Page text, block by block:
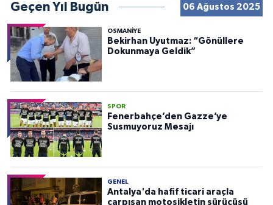
Geçen Yıl Bugün 06 Ağustos 2025
OSMANIYE
Bekirhan Uyutmaz: “Gönüllere
Dokunmaya Geldik”
SPOR
Fenerbahçe’den Gazze’ye
Susmuyoruz Mesajı
GENEL
Antalya'da hafif ticari araçla
çarpışan motosikletin sürücüsü